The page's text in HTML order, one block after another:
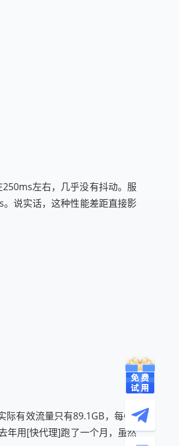
左右，几乎没有抖动。服
说实话，这种性能差距直接影
际有效流量只有89.1GB，每GB
年用[快代理]跑了一个月，虽然